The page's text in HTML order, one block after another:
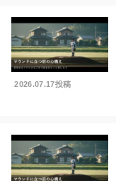
2026.07.17投稿